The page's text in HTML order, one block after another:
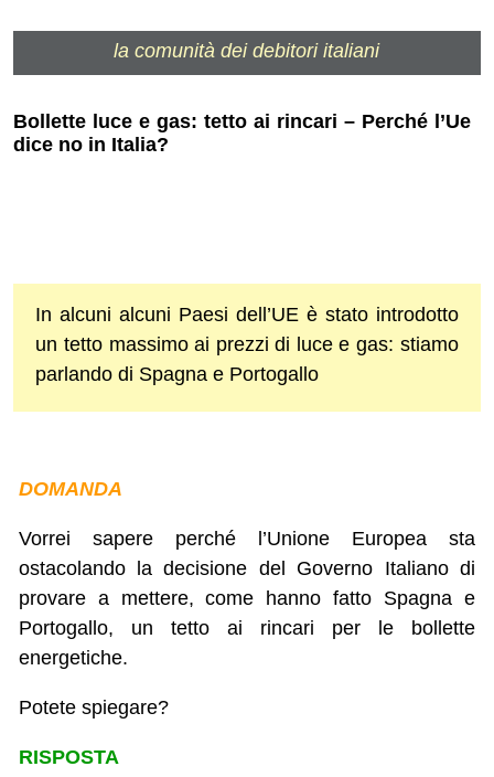
la comunità dei debitori italiani
Bollette luce e gas: tetto ai rincari – Perché l’Ue
dice no in Italia?
In alcuni alcuni Paesi dell’UE è stato introdotto
un tetto massimo ai prezzi di luce e gas: stiamo
parlando di Spagna e Portogallo
DOMANDA
Vorrei sapere perché l’Unione Europea sta
ostacolando la decisione del Governo Italiano di
provare a mettere, come hanno fatto Spagna e
Portogallo, un tetto ai rincari per le bollette
energetiche.
Potete spiegare?
RISPOSTA